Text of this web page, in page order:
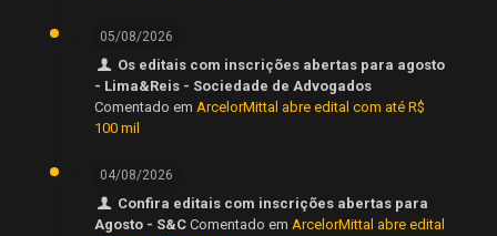
05/08/2026
Os editais com inscrições abertas para agosto
- Lima&Reis - Sociedade de Advogados
Comentado em ArcelorMittal abre edital com até R$
100 mil
04/08/2026
Confira editais com inscrições abertas para
Agosto - S&C Comentado em ArcelorMittal abre edital